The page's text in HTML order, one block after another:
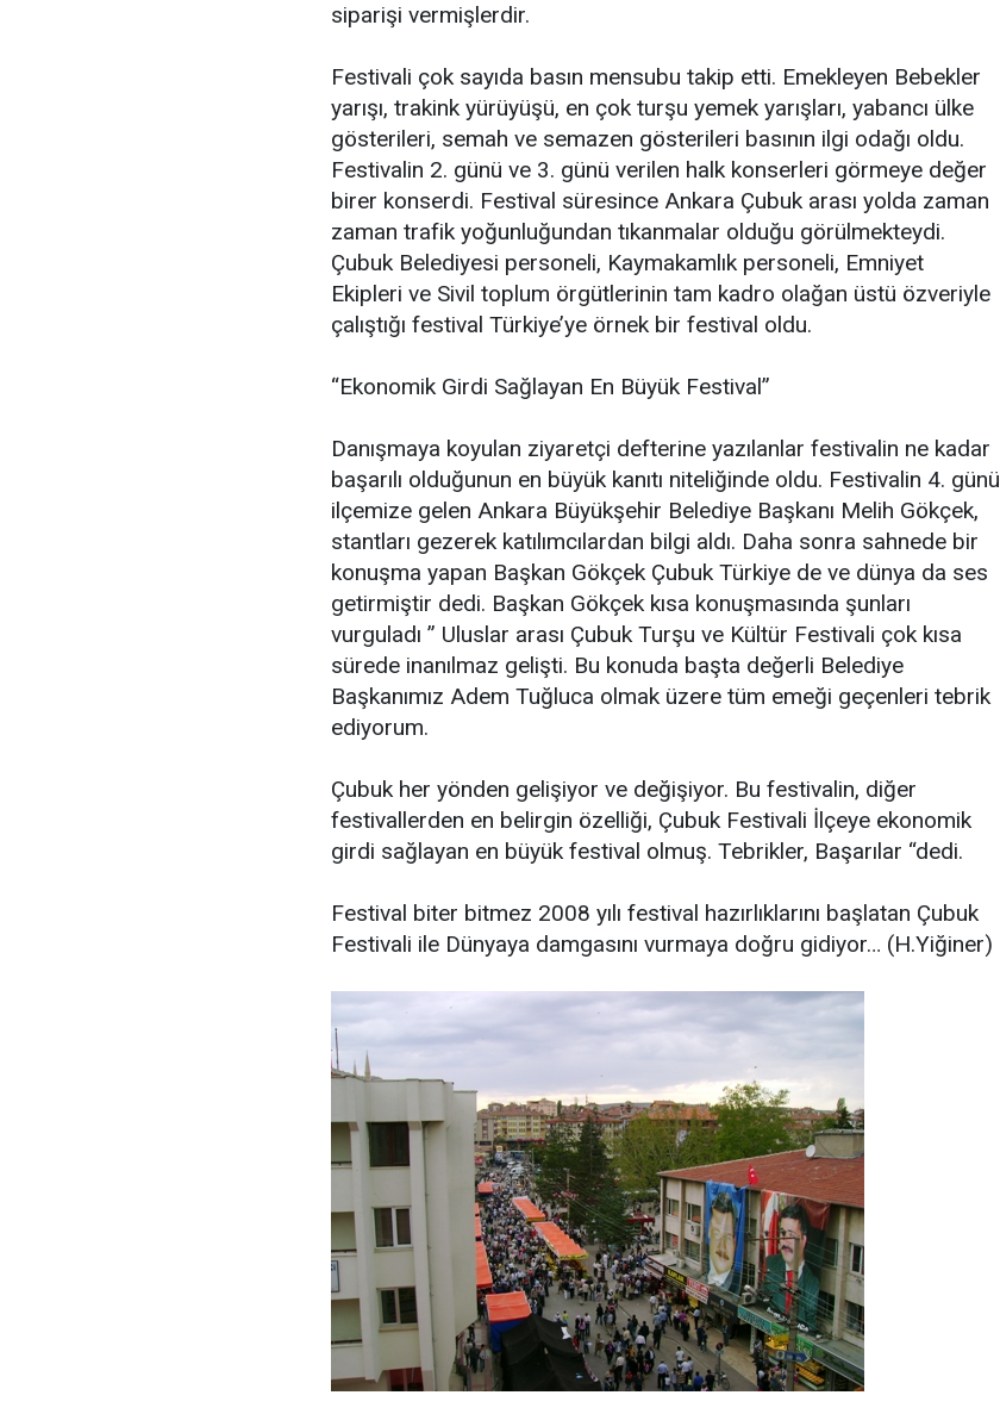
siparişi vermişlerdir.
Festivali çok sayıda basın mensubu takip etti. Emekleyen Bebekler
yarışı, trakink yürüyüşü, en çok turşu yemek yarışları, yabancı ülke
gösterileri, semah ve semazen gösterileri basının ilgi odağı oldu.
Festivalin 2. günü ve 3. günü verilen halk konserleri görmeye değer
birer konserdi. Festival süresince Ankara Çubuk arası yolda zaman
zaman trafik yoğunluğundan tıkanmalar olduğu görülmekteydi.
Çubuk Belediyesi personeli, Kaymakamlık personeli, Emniyet
Ekipleri ve Sivil toplum örgütlerinin tam kadro olağan üstü özveriyle
çalıştığı festival Türkiye’ye örnek bir festival oldu.
“Ekonomik Girdi Sağlayan En Büyük Festival”
Danışmaya koyulan ziyaretçi defterine yazılanlar festivalin ne kadar
başarılı olduğunun en büyük kanıtı niteliğinde oldu. Festivalin 4. günü
ilçemize gelen Ankara Büyükşehir Belediye Başkanı Melih Gökçek,
stantları gezerek katılımcılardan bilgi aldı. Daha sonra sahnede bir
konuşma yapan Başkan Gökçek Çubuk Türkiye de ve dünya da ses
getirmiştir dedi. Başkan Gökçek kısa konuşmasında şunları
vurguladı ” Uluslar arası Çubuk Turşu ve Kültür Festivali çok kısa
sürede inanılmaz gelişti. Bu konuda başta değerli Belediye
Başkanımız Adem Tuğluca olmak üzere tüm emeği geçenleri tebrik
ediyorum.
Çubuk her yönden gelişiyor ve değişiyor. Bu festivalin, diğer
festivallerden en belirgin özelliği, Çubuk Festivali İlçeye ekonomik
girdi sağlayan en büyük festival olmuş. Tebrikler, Başarılar “dedi.
Festival biter bitmez 2008 yılı festival hazırlıklarını başlatan Çubuk
Festivali ile Dünyaya damgasını vurmaya doğru gidiyor… (H.Yiğiner)